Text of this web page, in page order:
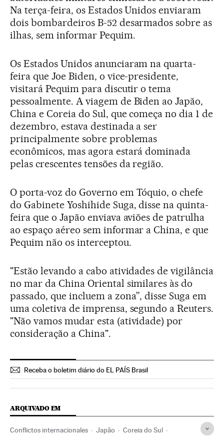
Na terça-feira, os Estados Unidos enviaram
dois bombardeiros B-52 desarmados sobre as
ilhas, sem informar Pequim.
Os Estados Unidos anunciaram na quarta-
feira que Joe Biden, o vice-presidente,
visitará Pequim para discutir o tema
pessoalmente. A viagem de Biden ao Japão,
China e Coreia do Sul, que começa no dia 1 de
dezembro, estava destinada a ser
principalmente sobre problemas
econômicos, mas agora estará dominada
pelas crescentes tensões da região.
O porta-voz do Governo em Tóquio, o chefe
do Gabinete Yoshihide Suga, disse na quinta-
feira que o Japão enviava aviões de patrulha
ao espaço aéreo sem informar a China, e que
Pequim não os interceptou.
"Estão levando a cabo atividades de vigilância
no mar da China Oriental similares às do
passado, que incluem a zona”, disse Suga em
uma coletiva de imprensa, segundo a Reuters.
"Não vamos mudar esta (atividade) por
consideração a China".
Receba o boletim diário do EL PAÍS Brasil
ARQUIVADO EM
Conflictos internacionales Japão Coreia do Sul